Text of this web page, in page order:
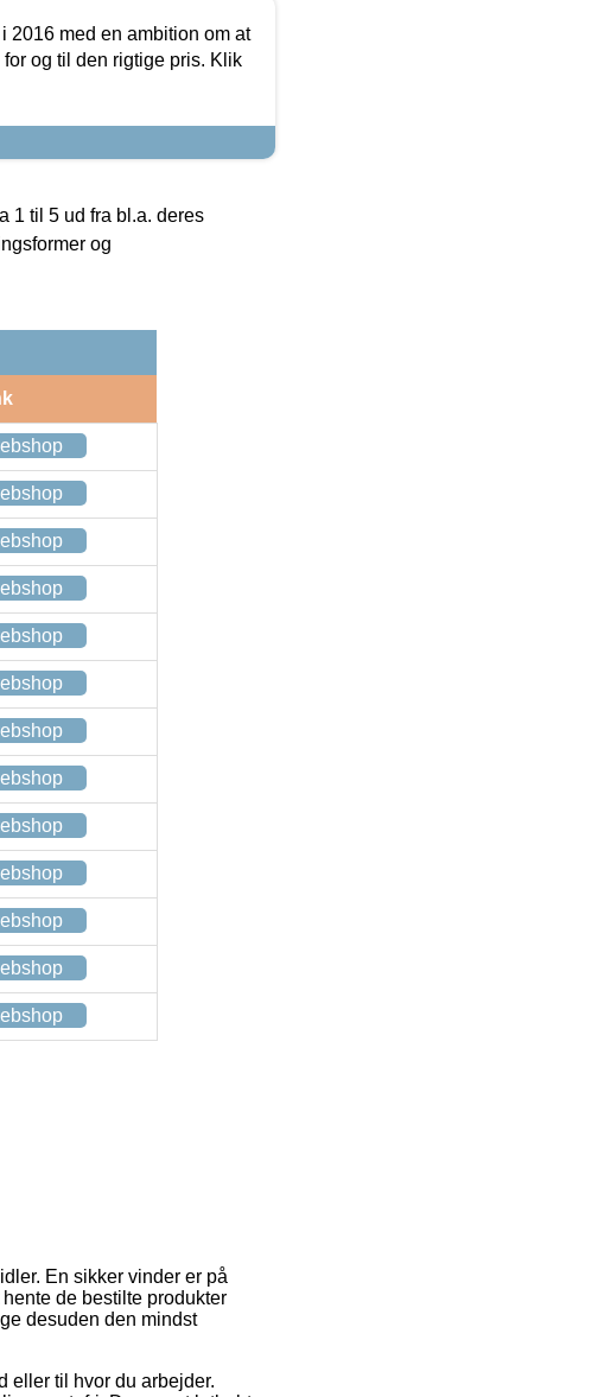
2016 med en ambition om at
og til den rigtige pris. Klik
1 til 5 ud fra bl.a. deres
og
En sikker vinder er på
de bestilte produkter
desuden den mindst
eller til hvor du arbejder.